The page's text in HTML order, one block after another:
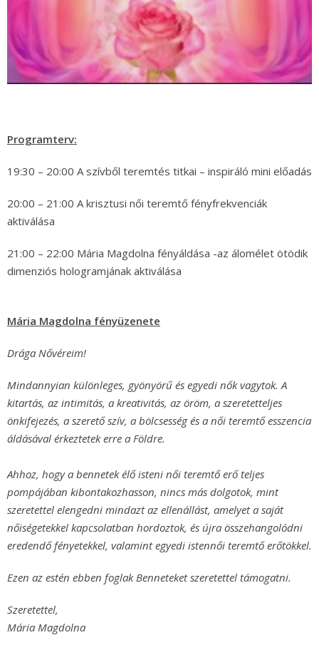
Programterv:
19:30 – 20:00 A szívből teremtés titkai – inspiráló mini előadás
20:00 – 21:00 A krisztusi női teremtő fényfrekvenciák
aktiválása
21:00 – 22:00 Mária Magdolna fényáldása -az álomélet ötödik
dimenziós hologramjának aktiválása
Mária Magdolna fényüzenete
Drága Nővéreim!
Mindannyian különleges, gyönyörű és egyedi nők vagytok. A
kitartás, az intimitás, a kreativitás, az öröm, a szeretetteljes
önkifejezés, a szerető szív, a bölcsesség és a női teremtő esszencia
áldásával érkeztetek erre a Földre.
Ahhoz, hogy a bennetek élő isteni női teremtő erő teljes
pompájában kibontakozhasson, nincs más dolgotok, mint
szeretettel elengedni mindazt az ellenállást, amelyet a saját
nőiségetekkel kapcsolatban hordoztok, és újra összehangolódni
eredendő fényetekkel, valamint egyedi istennői teremtő erőtökkel.
Ezen az estén ebben foglak Benneteket szeretettel támogatni.
Szeretettel,
Mária Magdolna